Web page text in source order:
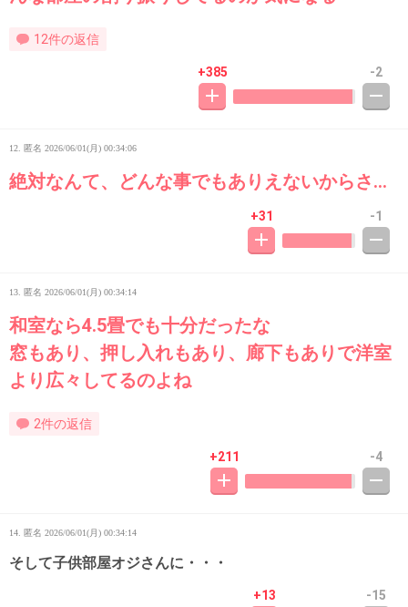
12件の返信
+385 -2
12. 匿名 2026/06/01(月) 00:34:06
絶対なんて、どんな事でもありえないからさ…
+31 -1
13. 匿名 2026/06/01(月) 00:34:14
和室なら4.5畳でも十分だったな
窓もあり、押し入れもあり、廊下もありで洋室
より広々してるのよね
2件の返信
+211 -4
14. 匿名 2026/06/01(月) 00:34:14
そして子供部屋オジさんに・・・
+13 -15